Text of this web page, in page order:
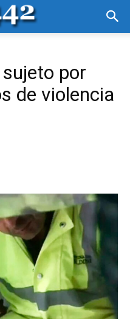
por
de violencia